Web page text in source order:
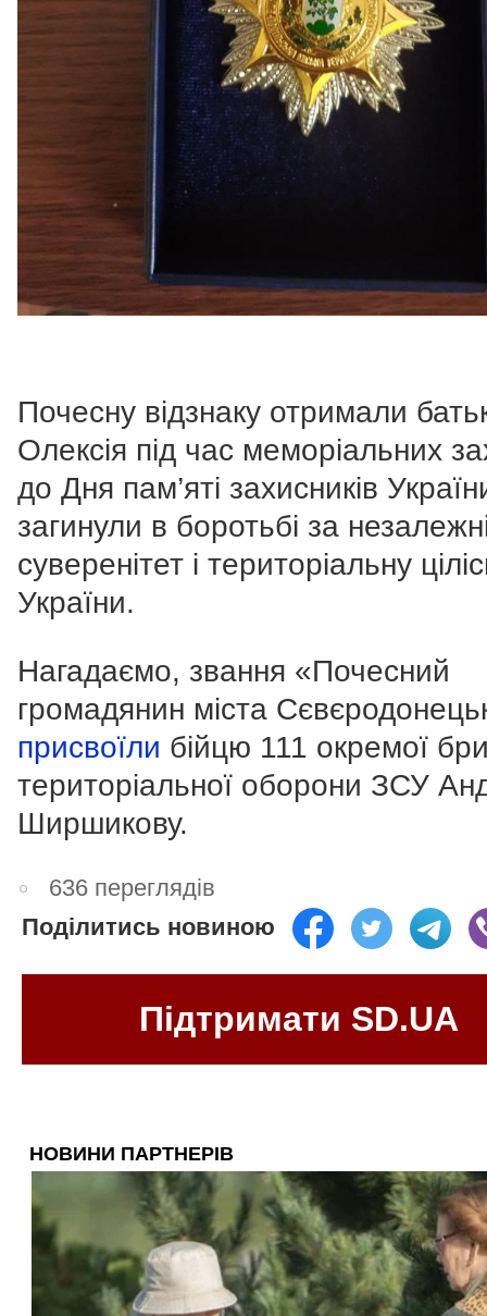
Почесну відзнаку отримали
Олексія під час меморіальних
до Дня пам’яті захисників
загинули в боротьбі за
суверенітет і територіальну
України.
Нагадаємо, звання «Почесний
громадянин міста
присвоїли бійцю 111 окремої
територіальної оборони ЗСУ
Ширшикову.
636 переглядів
Поділитись новиною
Підтримати SD.UA